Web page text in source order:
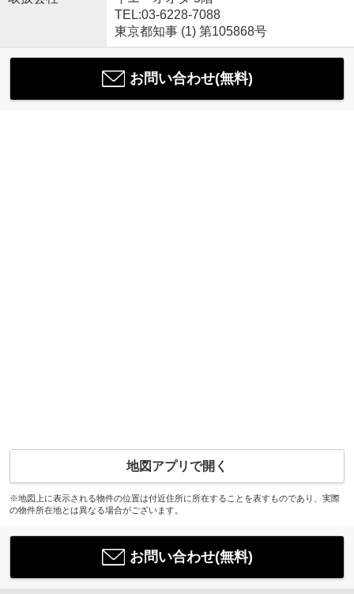
TEL:03-6228-7088
東京都知事 (1) 第105868号
お問い合わせ(無料)
地図アプリで開く
※地図上に表示される物件の位置は付近住所に所在することを表すものであり、実際
の物件所在地とは異なる場合がございます。
お問い合わせ(無料)